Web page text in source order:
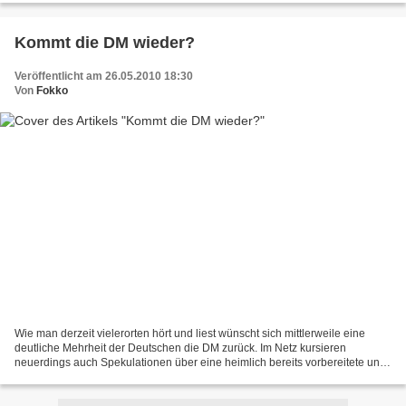
Kommt die DM wieder?
Veröffentlicht am 26.05.2010 18:30
Von Fokko
Wie man derzeit vielerorten hört und liest wünscht sich mittlerweile eine
deutliche Mehrheit der Deutschen die DM zurück. Im Netz kursieren
neuerdings auch Spekulationen über eine heimlich bereits vorbereitete und